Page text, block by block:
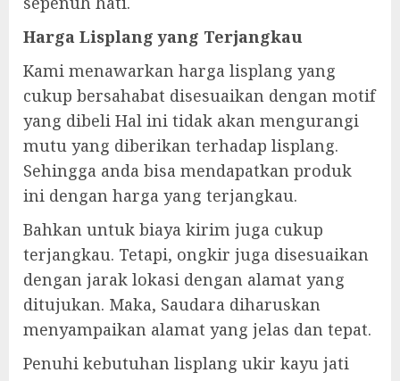
Harga Lisplang yang Terjangkau
Kami menawarkan harga lisplang yang
cukup bersahabat disesuaikan dengan motif
yang dibeli Hal ini tidak akan mengurangi
mutu yang diberikan terhadap lisplang.
Sehingga anda bisa mendapatkan produk
ini dengan harga yang terjangkau.
Bahkan untuk biaya kirim juga cukup
terjangkau. Tetapi, ongkir juga disesuaikan
dengan jarak lokasi dengan alamat yang
ditujukan. Maka, Saudara diharuskan
menyampaikan alamat yang jelas dan tepat.
Penuhi kebutuhan lisplang ukir kayu jati